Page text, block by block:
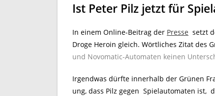
Ist Peter Pilz jetzt für
In einem Online-Beitrag der Presse setzt
Droge Heroin gleich. Wörtliches Zitat des
und Novomatic-Automaten keinen
Irgendwas dürfte innerhalb der Grünen
ung, dass Pilz gegen Spielautomaten